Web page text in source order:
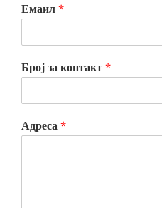
Емаил *
Број за контакт *
Адреса *